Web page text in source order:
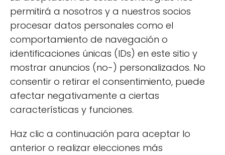
permitirá a nosotros y a nuestros socios
procesar datos personales como el
comportamiento de navegación o
identificaciones únicas (IDs) en este sitio y
mostrar anuncios (no-) personalizados. No
consentir o retirar el consentimiento, puede
afectar negativamente a ciertas
características y funciones.
Haz clic a continuación para aceptar lo
anterior o realizar elecciones más
domésticos
1 artículos